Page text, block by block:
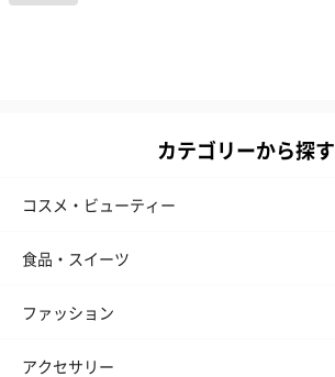
カテゴリーから探す
コスメ・ビューティー
食品・スイーツ
ファッション
アクセサリー